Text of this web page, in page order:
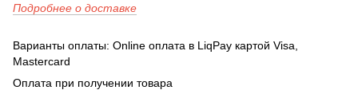
Подробнее о доставке
Варианты оплаты: Online оплата в LiqPay картой Visa,
Mastercard
Оплата при получении товара